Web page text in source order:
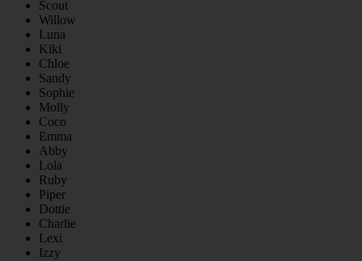
Scout
Willow
Luna
Kiki
Chloe
Sandy
Sophie
Molly
Coco
Emma
Abby
Lola
Ruby
Piper
Dottie
Charlie
Lexi
Izzy